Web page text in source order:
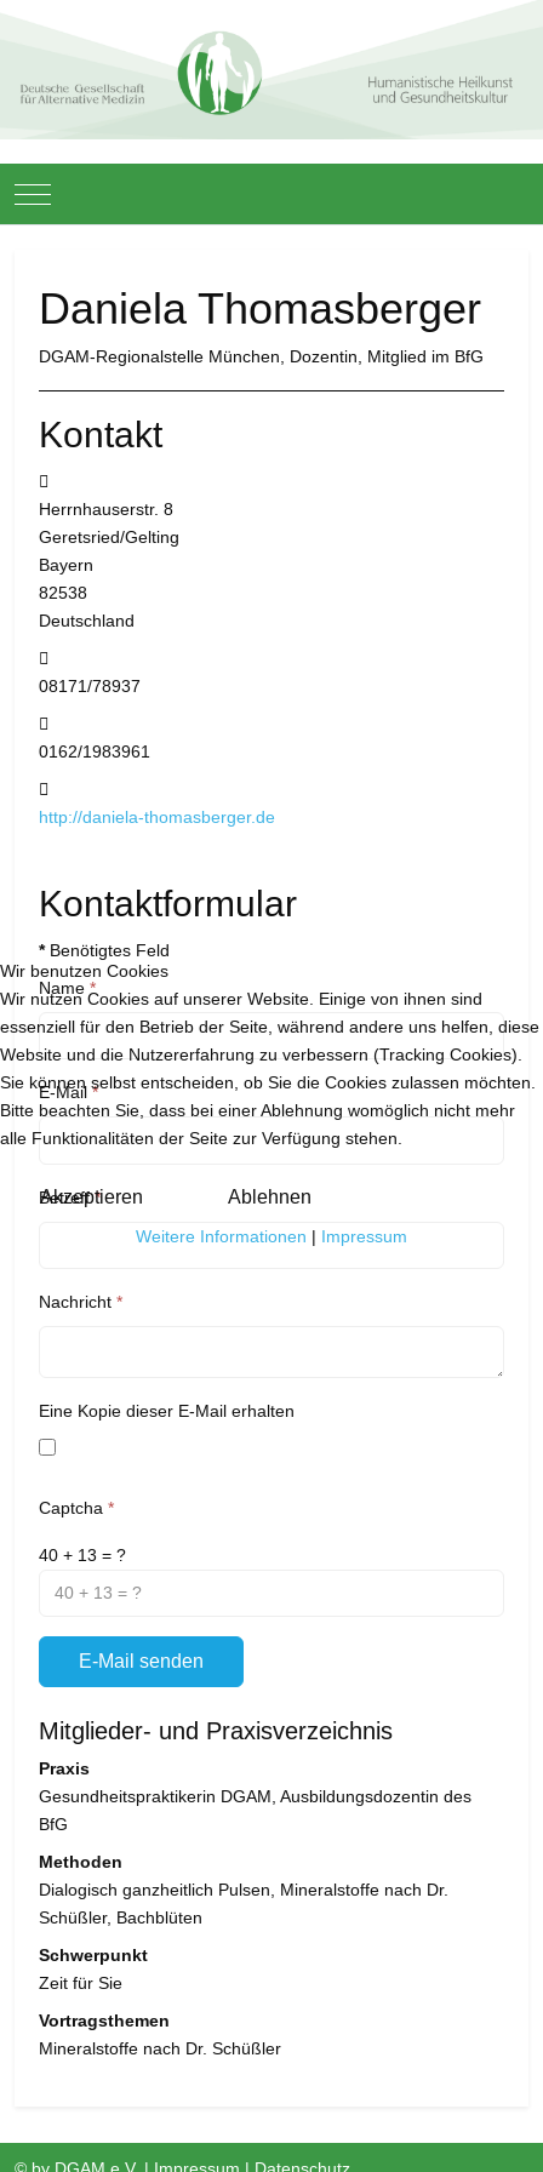
Mobile Menu Toggle
Daniela Thomasberger
DGAM-Regionalstelle München, Dozentin, Mitglied im BfG
Kontakt
Herrnhauserstr. 8
Geretsried/Gelting
Bayern
82538
Deutschland
08171/78937
0162/1983961
http://daniela-thomasberger.de
Kontaktformular
*Benötigtes Feld
Name *
E-Mail*
Betreff*
Nachricht *
Eine Kopie dieser E-Mail erhalten
Captcha *
40 + 13 = ?
E-Mail senden
Mitglieder- und Praxisverzeichnis
Praxis
Gesundheitspraktikerin DGAM, Ausbildungsdozentin des
BfG
Methoden
Dialogisch ganzheitlich Pulsen, Mineralstoffe nach Dr.
Schüßler, Bachblüten
Schwerpunkt
Zeit für Sie
Vortragsthemen
Mineralstoffe nach Dr. Schüßler
Wir benutzen Cookies
Wir nutzen Cookies auf unserer Website. Einige von ihnen sind
essenziell für den Betrieb der Seite, während andere uns helfen, diese
Website und die Nutzererfahrung zu verbessern (Tracking Cookies).
Sie können selbst entscheiden, ob Sie die Cookies zulassen möchten.
Bitte beachten Sie, dass bei einer Ablehnung womöglich nicht mehr
alle Funktionalitäten der Seite zur Verfügung stehen.
Akzeptieren Ablehnen
Weitere Informationen | Impressum